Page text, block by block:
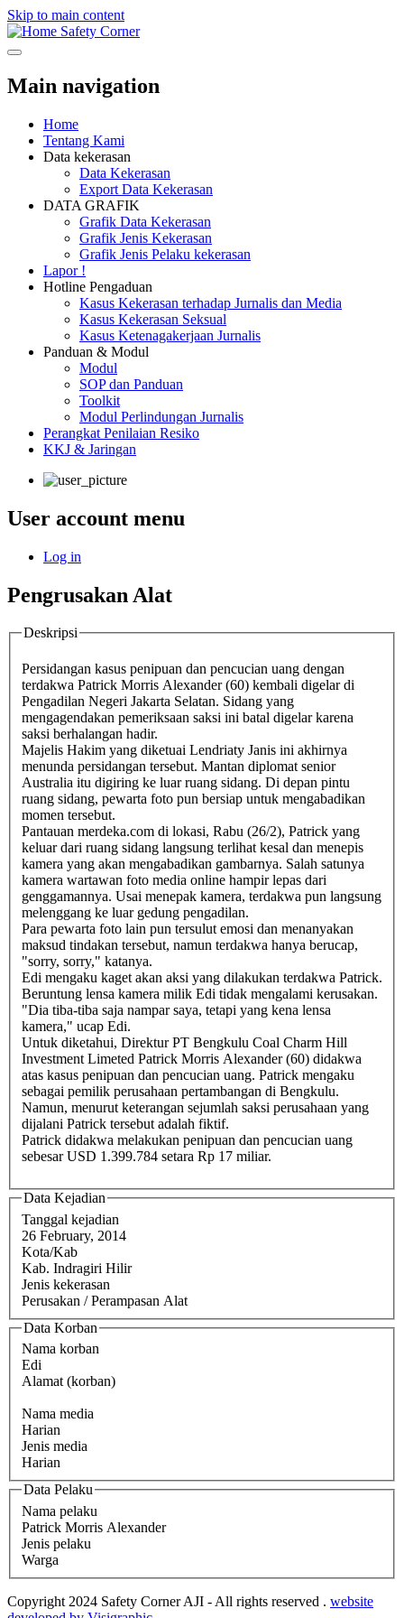
Skip to main content
Safety Corner
Main navigation
Home
Tentang Kami
Data kekerasan
Data Kekerasan
Export Data Kekerasan
DATA GRAFIK
Grafik Data Kekerasan
Grafik Jenis Kekerasan
Grafik Jenis Pelaku kekerasan
Lapor !
Hotline Pengaduan
Kasus Kekerasan terhadap Jurnalis dan Media
Kasus Kekerasan Seksual
Kasus Ketenagakerjaan Jurnalis
Panduan & Modul
Modul
SOP dan Panduan
Toolkit
Modul Perlindungan Jurnalis
Perangkat Penilaian Resiko
KKJ & Jaringan
User account menu
Log in
Pengrusakan Alat
Deskripsi
Persidangan kasus penipuan dan pencucian uang dengan
terdakwa Patrick Morris Alexander (60) kembali digelar di
Pengadilan Negeri Jakarta Selatan. Sidang yang
mengagendakan pemeriksaan saksi ini batal digelar karena
saksi berhalangan hadir.
Majelis Hakim yang diketuai Lendriaty Janis ini akhirnya
menunda persidangan tersebut. Mantan diplomat senior
Australia itu digiring ke luar ruang sidang. Di depan pintu
ruang sidang, pewarta foto pun bersiap untuk mengabadikan
momen tersebut.
Pantauan merdeka.com di lokasi, Rabu (26/2), Patrick yang
keluar dari ruang sidang langsung terlihat kesal dan menepis
kamera yang akan mengabadikan gambarnya. Salah satunya
kamera wartawan foto media online hampir lepas dari
genggamannya. Usai menepak kamera, terdakwa pun langsung
melenggang ke luar gedung pengadilan.
Para pewarta foto lain pun tersulut emosi dan menanyakan
maksud tindakan tersebut, namun terdakwa hanya berucap,
"sorry, sorry," katanya.
Edi mengaku kaget akan aksi yang dilakukan terdakwa Patrick.
Beruntung lensa kamera milik Edi tidak mengalami kerusakan.
"Dia tiba-tiba saja nampar saya, tetapi yang kena lensa
kamera," ucap Edi.
Untuk diketahui, Direktur PT Bengkulu Coal Charm Hill
Investment Limeted Patrick Morris Alexander (60) didakwa
atas kasus penipuan dan pencucian uang. Patrick mengaku
sebagai pemilik perusahaan pertambangan di Bengkulu.
Namun, menurut keterangan sejumlah saksi perusahaan yang
dijalani Patrick tersebut adalah fiktif.
Patrick didakwa melakukan penipuan dan pencucian uang
sebesar USD 1.399.784 setara Rp 17 miliar.
Data Kejadian
Tanggal kejadian
26 February, 2014
Kota/Kab
Kab. Indragiri Hilir
Jenis kekerasan
Perusakan / Perampasan Alat
Data Korban
Nama korban
Edi
Alamat (korban)
Nama media
Harian
Jenis media
Harian
Data Pelaku
Nama pelaku
Patrick Morris Alexander
Jenis pelaku
Warga
Copyright 2024 Safety Corner AJI - All rights reserved . website